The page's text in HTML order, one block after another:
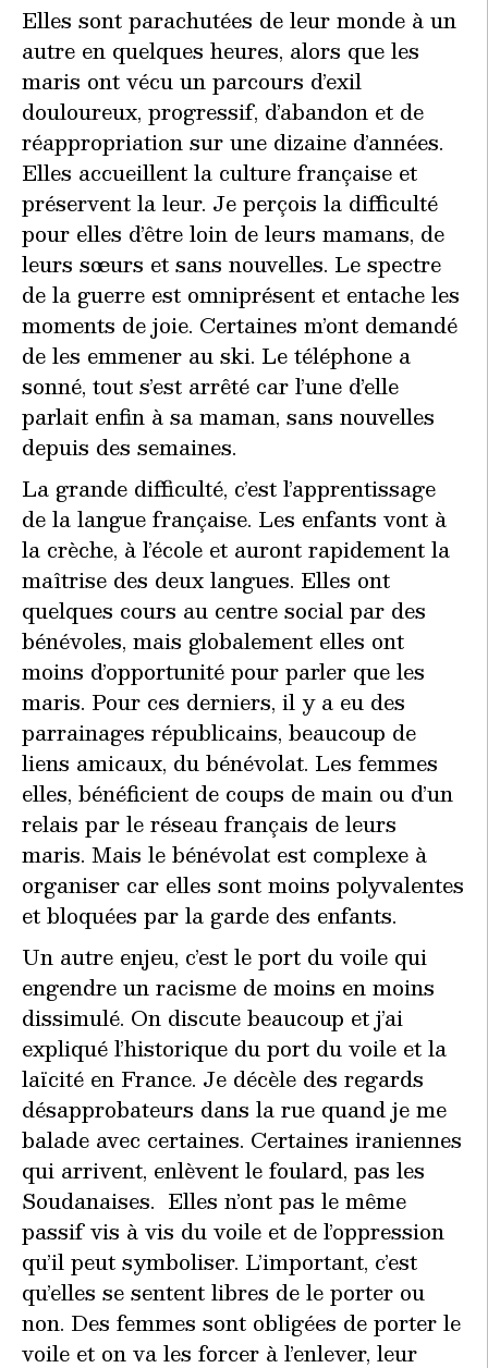
Elles sont parachutées de leur monde à un
autre en quelques heures, alors que les
maris ont vécu un parcours d’exil
douloureux, progressif, d’abandon et de
réappropriation sur une dizaine d’années.
Elles accueillent la culture française et
préservent la leur. Je perçois la difficulté
pour elles d’être loin de leurs mamans, de
leurs sœurs et sans nouvelles. Le spectre
de la guerre est omniprésent et entache les
moments de joie. Certaines m’ont demandé
de les emmener au ski. Le téléphone a
sonné, tout s’est arrêté car l’une d’elle
parlait enfin à sa maman, sans nouvelles
depuis des semaines.
La grande difficulté, c’est l’apprentissage
de la langue française. Les enfants vont à
la crèche, à l’école et auront rapidement la
maîtrise des deux langues. Elles ont
quelques cours au centre social par des
bénévoles, mais globalement elles ont
moins d’opportunité pour parler que les
maris. Pour ces derniers, il y a eu des
parrainages républicains, beaucoup de
liens amicaux, du bénévolat. Les femmes
elles, bénéficient de coups de main ou d’un
relais par le réseau français de leurs
maris. Mais le bénévolat est complexe à
organiser car elles sont moins polyvalentes
et bloquées par la garde des enfants.
Un autre enjeu, c’est le port du voile qui
engendre un racisme de moins en moins
dissimulé. On discute beaucoup et j’ai
expliqué l’historique du port du voile et la
laïcité en France. Je décèle des regards
désapprobateurs dans la rue quand je me
balade avec certaines. Certaines iraniennes
qui arrivent, enlèvent le foulard, pas les
Soudanaises. Elles n’ont pas le même
passif vis à vis du voile et de l’oppression
qu’il peut symboliser. L’important, c’est
qu’elles se sentent libres de le porter ou
non. Des femmes sont obligées de porter le
voile et on va les forcer à l’enlever, leur